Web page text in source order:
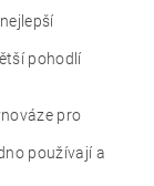
pohodlí
pro
používají a